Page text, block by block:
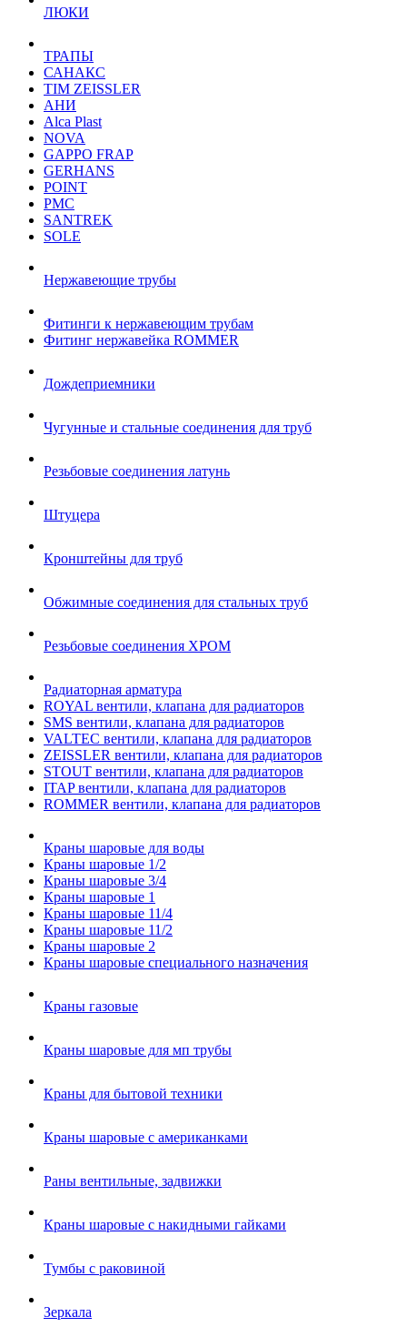
ЛЮКИ
ТРАПЫ
САНАКС
TIM ZEISSLER
АНИ
Alca Plast
NOVA
GAPPO FRAP
GERHANS
POINT
РМС
SANTREK
SOLE
Нержавеющие трубы
Фитинги к нержавеющим трубам
Фитинг нержавейка ROMMER
Дождеприемники
Чугунные и стальные соединения для труб
Резьбовые соединения латунь
Штуцера
Кронштейны для труб
Обжимные соединения для стальных труб
Резьбовые соединения ХРОМ
Радиаторная арматура
ROYAL вентили, клапана для радиаторов
SMS вентили, клапана для радиаторов
VALTEC вентили, клапана для радиаторов
ZEISSLER вентили, клапана для радиаторов
STOUT вентили, клапана для радиаторов
ITAP вентили, клапана для радиаторов
ROMMER вентили, клапана для радиаторов
Краны шаровые для воды
Краны шаровые 1/2
Краны шаровые 3/4
Краны шаровые 1
Краны шаровые 11/4
Краны шаровые 11/2
Краны шаровые 2
Краны шаровые специального назначения
Краны газовые
Краны шаровые для мп трубы
Краны для бытовой техники
Краны шаровые с американками
Раны вентильные, задвижки
Краны шаровые с накидными гайками
Тумбы с раковиной
Зеркала